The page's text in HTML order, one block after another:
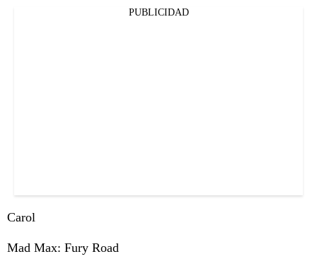
PUBLICIDAD
Carol
Mad Max: Fury Road